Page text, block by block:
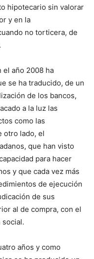
hipotecario sin valorar
y en la
no torticera, de
el año 2008 ha
se ha traducido, de un
de los bancos,
a la luz las
como las
otro lado, el
que han visto
para hacer
y que cada vez más
de ejecución
de sus
al de compra, con el
años y como